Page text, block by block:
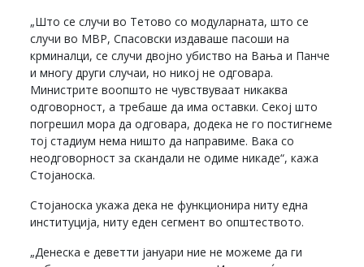
„Што се случи во Тетово со модуларната, што се
случи во МВР, Спасовски издаваше пасоши на
крминалци, се случи двојно убиство на Вања и Панче
и многу други случаи, но никој не одговара.
Министрите воопшто не чувствуваат никаква
одговорност, а требаше да има оставки. Секој што
погрешил мора да одговара, додека не го постигнеме
тој стадиум нема ништо да направиме. Вака со
неодговорност за скандали не одиме никаде“, кажа
Стојаноска.
Стојаноска укажа дека не функционира ниту една
институција, ниту еден сегмент во општеството.
„Денеска е деветти јануари ние не можеме да ги